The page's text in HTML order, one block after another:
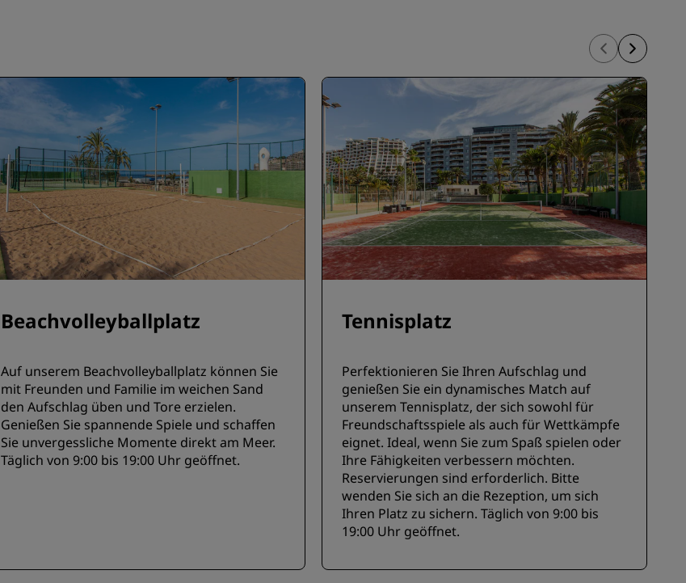
Beachvolleyballplatz
Auf unserem Beachvolleyballplatz können Sie
mit Freunden und Familie im weichen Sand
den Aufschlag üben und Tore erzielen.
Genießen Sie spannende Spiele und schaffen
Sie unvergessliche Momente direkt am Meer.
Täglich von 9:00 bis 19:00 Uhr geöffnet.
Tennisplatz
Perfektionieren Sie Ihren Aufschlag und
genießen Sie ein dynamisches Match auf
unserem Tennisplatz, der sich sowohl für
Freundschaftsspiele als auch für Wettkämpfe
eignet. Ideal, wenn Sie zum Spaß spielen oder
Ihre Fähigkeiten verbessern möchten.
Reservierungen sind erforderlich. Bitte
wenden Sie sich an die Rezeption, um sich
Ihren Platz zu sichern. Täglich von 9:00 bis
19:00 Uhr geöffnet.